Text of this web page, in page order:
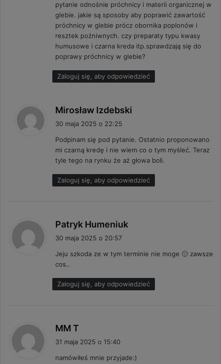
e
:
pytanie odnośnie próchnicy i materii organicznej w
glebie. jakie są sposoby aby poprawić zawartość
próchnicy w glebie prócz obornika poplonów i
resztek pożniwnych. czy preparaty typu kwasy
humusowe i czarna kreda itp.sprawdzają się do
poprawy próchnicy w glebie?
Zaloguj się, aby odpowiedzieć
Mirosław Izdebski
z
e
:
30 maja 2025 o 22:25
Podpinam się pod pytanie. Ostatnio proponowano
mi czarną kredę i nie wiem co o tym myśleć. Teraz
tyle tego na rynku że aż głowa boli.
Zaloguj się, aby odpowiedzieć
Patryk Humeniuk
z
:
30 maja 2025 o 20:57
Jeju szkoda ze w tym terminie nie moge 🙁 zawsze
cos..
Zaloguj się, aby odpowiedzieć
MM T
z
31 maja 2025 o 15:40
namówiłeś mnie przyjade:)